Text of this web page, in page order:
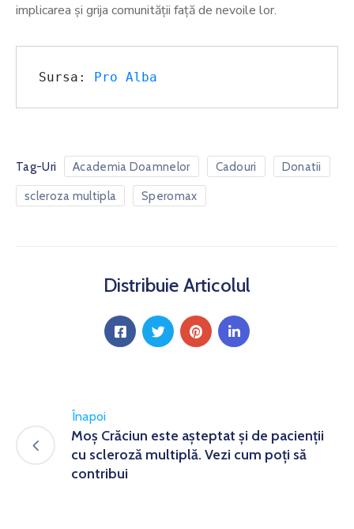
implicarea și grija comunității față de nevoile lor.
Sursa: Pro Alba
Tag-Uri Academia Doamnelor Cadouri Donatii
scleroza multipla Speromax
Distribuie Articolul
Înapoi
Moș Crăciun este așteptat și de pacienții
cu scleroză multiplă. Vezi cum poți să
contribui